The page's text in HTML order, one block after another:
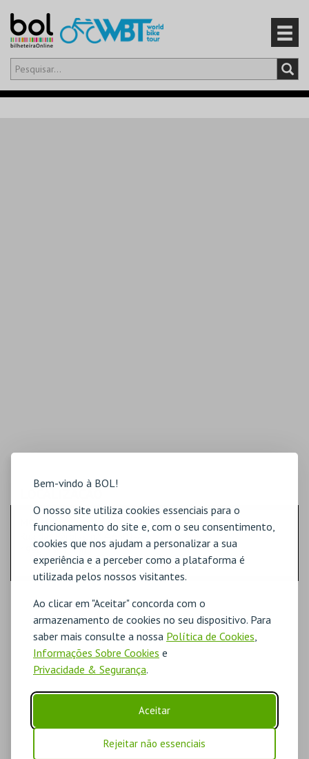
Bem-vindo à BOL!
O nosso site utiliza cookies essenciais para o
funcionamento do site e, com o seu consentimento,
cookies que nos ajudam a personalizar a sua
experiência e a perceber como a plataforma é
utilizada pelos nossos visitantes.
Ao clicar em "Aceitar" concorda com o
armazenamento de cookies no seu dispositivo. Para
saber mais consulte a nossa Política de Cookies
Informações Sobre Cookies e
Privacidade & Segurança.
Aceitar
Rejeitar não essenciais
Olá,iniciar sessão
MORADA
1990-354 Lisboa